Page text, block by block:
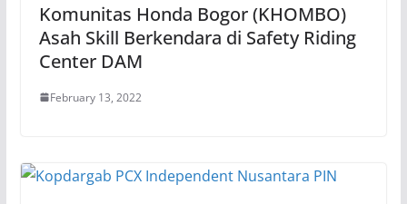
Komunitas Honda Bogor (KHOMBO)
Asah Skill Berkendara di Safety Riding
Center DAM
February 13, 2022